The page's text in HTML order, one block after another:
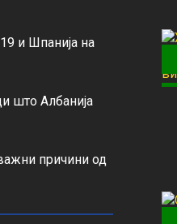
и Шпанија на
што Албанија
причини од